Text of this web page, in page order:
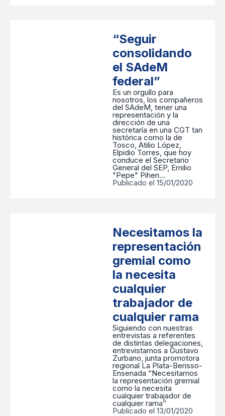
“Seguir
consolidando
el SAdeM
federal”
Es un orgullo para
nosotros, los compañeros
del SAdeM, tener una
representación y la
dirección de una
secretaría en una CGT tan
histórica como la de
Tosco, Atilio López,
Elpidio Torres, que hoy
conduce el Secretario
General del SEP, Emilio
"Pepe" Pihen…
Publicado el 15/01/2020
Necesitamos la
representación
gremial como
la necesita
cualquier
trabajador de
cualquier rama
Siguiendo con nuestras
entrevistas a referentes
de distintas delegaciones,
entrevistamos a Gustavo
Zurbano, junta promotora
regional La Plata-Berisso-
Ensenada “Necesitamos
la representación gremial
como la necesita
cualquier trabajador de
cualquier rama”
Publicado el 13/01/2020